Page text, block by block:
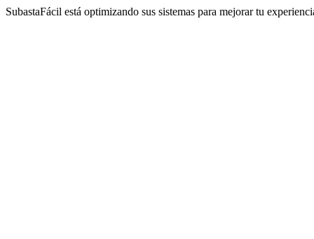
SubastaFácil está optimizando sus sistemas para mejorar tu